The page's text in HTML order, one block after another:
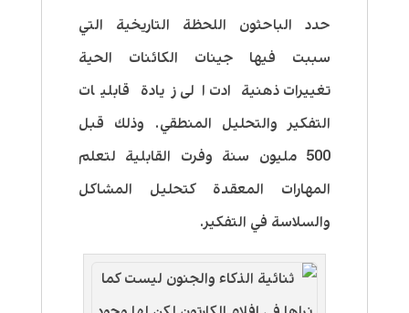
حدد الباحثون اللحظة التاريخية التي
سببت فيها جينات الكائنات الحية
تغييرات ذهنية ادت الى زيادة قابليات
التفكير والتحليل المنطقي. وذلك قبل
500 مليون سنة وفرت القابلية لتعلم
المهارات المعقدة كتحليل المشاكل
والسلاسة في التفكير.